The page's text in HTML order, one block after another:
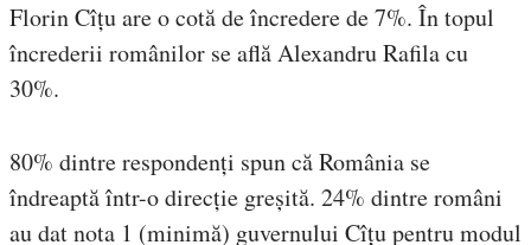
Florin Cîțu are o cotă de încredere de 7%. În topul
încrederii românilor se află Alexandru Rafila cu
30%.
80% dintre respondenți spun că România se
îndreaptă într-o direcție greșită. 24% dintre români
au dat nota 1 (minimă) guvernului Cîțu pentru modul